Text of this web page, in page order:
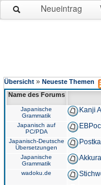
Neueintrag
Übersicht » Neueste Themen
Name des Forums
Japanische
Grammatik
Kanji
Japanisch auf
PC/PDA
Japanisch-Deutsche
Übersetzungen
Japanische
Grammatik
wadoku.de